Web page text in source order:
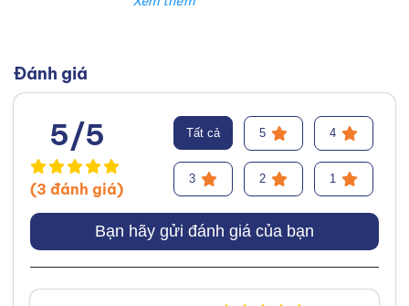
cân bằng lốp hiệu suất cao.
Trước đó, tôi đã tích lũy kinh
nghiệm tại hãng Mercedes với vai
trò kỹ sư Công Nghệ Ô Tô. Tôi tự
hào đã tư vấn thành công cho
hơn 3000+ khách hàng, giúp họ
lựa chọn được loại lốp phù hợp,
từ đó cải thiện hiệu suất và an
toàn khi vận hành xe. Chuyên
Đánh giá
5/5
(3 đánh giá)
Tất cả 5 4
3 2 1
Bạn hãy gửi đánh giá của bạn